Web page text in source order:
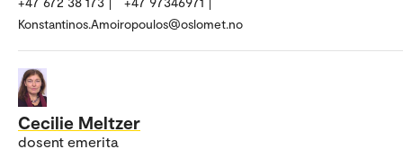
Konstantinos.Amoiropoulos@oslomet.no
Cecilie Meltzer
dosent emerita